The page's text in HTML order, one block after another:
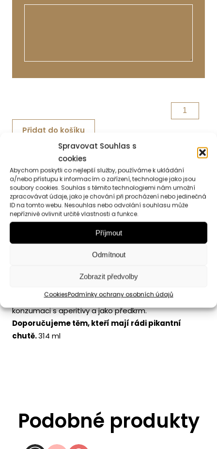
Spravovat Souhlas s
cookies
Abychom poskytli co nejlepší služby, používáme k ukládání
a/nebo přístupu k informacím o zařízení, technologie jako jsou
soubory cookies. Souhlas s těmito technologiemi nám umožní
zpracovávat údaje, jako je chování při procházení nebo jedinečná
ID na tomto webu. Nesouhlas nebo odvolání souhlasu může
nepříznivě ovlivnit určité vlastnosti a funkce.
Příjmout
Odmítnout
Zobrazit předvolby
CookiesPodmínky ochrany osobních údajů
Olivy
Fantasia
množství
Přidat do košíku
Popis
Hodnocení (0)
Informace
Popis
italských a řeckých oliv s peckou i bez pecky.
Chuť této směsi je živě pikantní a neodolatelná pro
konzumaci s aperitivy a jako předkrm.
Doporučujeme těm, kteří mají rádi pikantní
chutě.314 ml
Podobné produkty